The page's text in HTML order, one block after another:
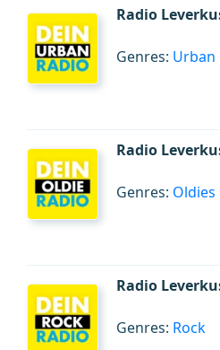
Radio
Genres: Urban
Radio
Genres:
Radio
Genres: Rock